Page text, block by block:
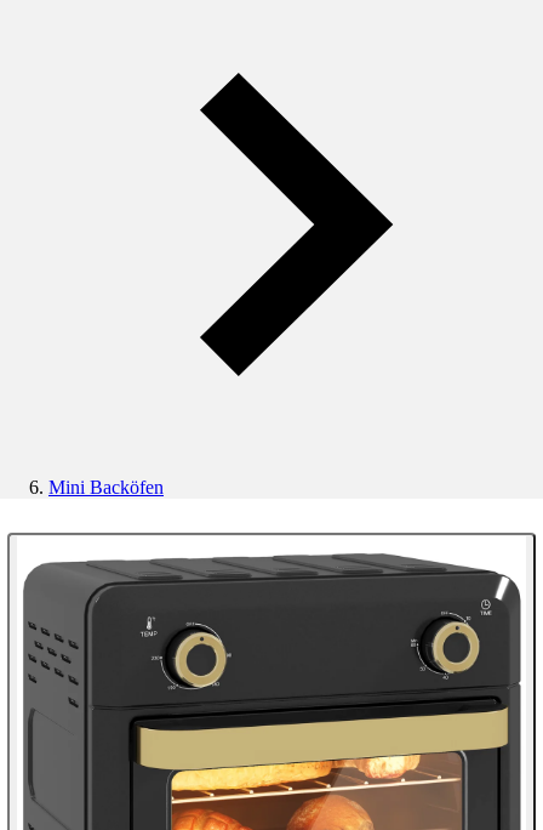
Mini Backöfen